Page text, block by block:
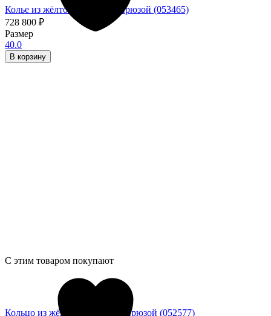
Колье из жёлтого золота с бирюзой (053465)
728 800 ₽
Размер
40.0
В корзину
Кольцо из жёлтого золота с бирюзой (052577)
С этим товаром покупают